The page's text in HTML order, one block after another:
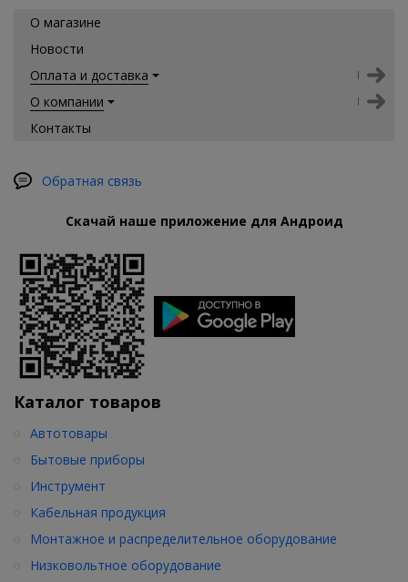
О магазине
Новости
Оплата и доставка
О компании
Контакты
Обратная связь
Скачай наше приложение для Андроид
Каталог товаров
Автотовары
Бытовые приборы
Инструмент
Кабельная продукция
Монтажное и распределительное оборудование
Низковольтное оборудование